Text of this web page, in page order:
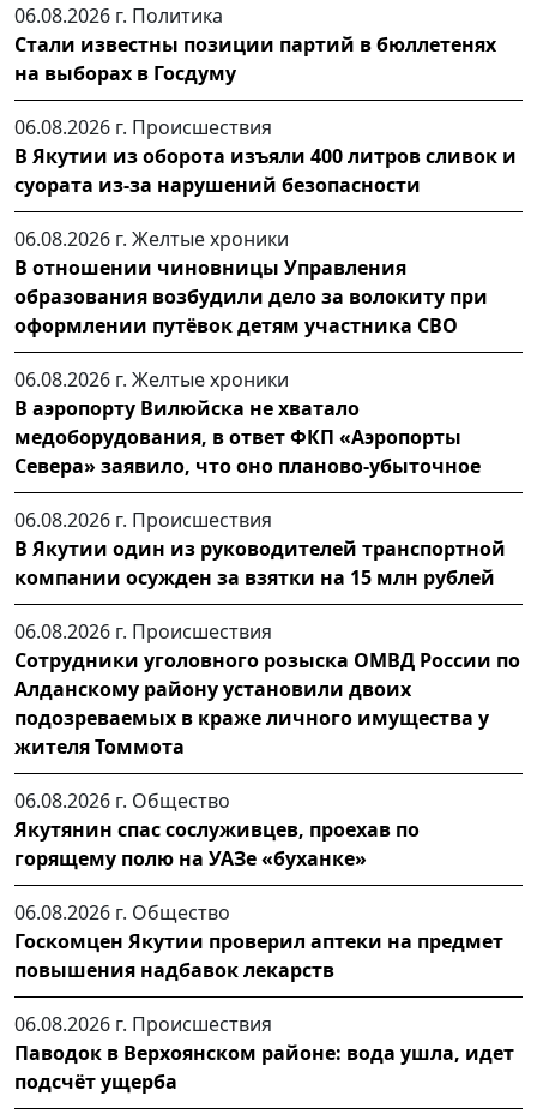
06.08.2026 г. Политика
Стали известны позиции партий в бюллетенях
на выборах в Госдуму
06.08.2026 г. Происшествия
В Якутии из оборота изъяли 400 литров сливок и
суората из-за нарушений безопасности
06.08.2026 г. Желтые хроники
В отношении чиновницы Управления
образования возбудили дело за волокиту при
оформлении путёвок детям участника СВО
06.08.2026 г. Желтые хроники
В аэропорту Вилюйска не хватало
медоборудования, в ответ ФКП «Аэропорты
Севера» заявило, что оно планово-убыточное
06.08.2026 г. Происшествия
В Якутии один из руководителей транспортной
компании осужден за взятки на 15 млн рублей
06.08.2026 г. Происшествия
Сотрудники уголовного розыска ОМВД России по
Алданскому району установили двоих
подозреваемых в краже личного имущества у
жителя Томмота
06.08.2026 г. Общество
Якутянин спас сослуживцев, проехав по
горящему полю на УАЗе «буханке»
06.08.2026 г. Общество
Госкомцен Якутии проверил аптеки на предмет
повышения надбавок лекарств
06.08.2026 г. Происшествия
Паводок в Верхоянском районе: вода ушла, идет
подсчёт ущерба